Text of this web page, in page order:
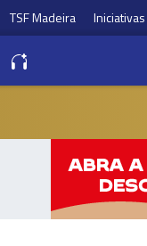
TSF Madeira Iniciativas